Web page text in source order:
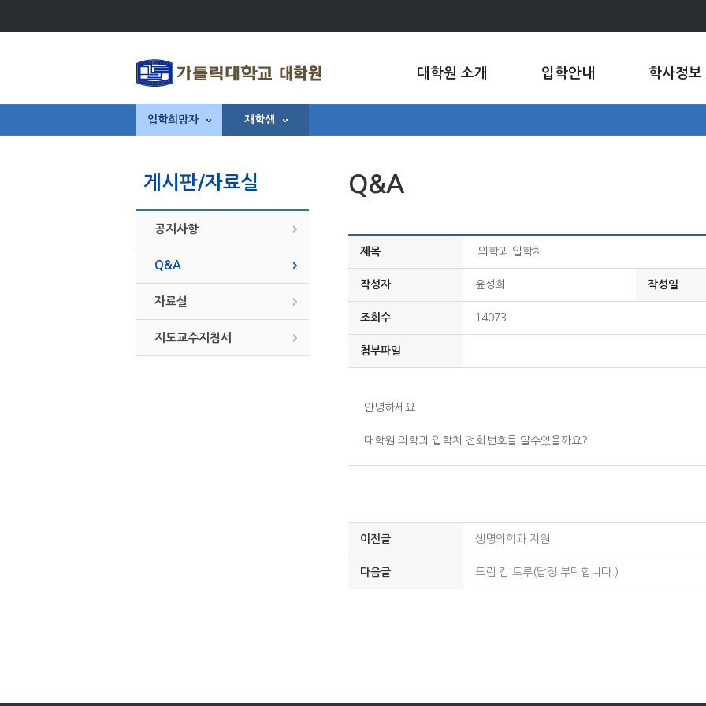
대학원 소개 입학안내 학사정보
입학희망자 재학생
게시판/자료실
공지사항
Q&A
자료실
지도교수지침서
Q&A
제목 의학과 입학처
작성자 윤성희 작성일
조회수 14073
첨부파일
안녕하세요
대학원 의학과 입학처 전화번호를 알수있을까요?
이전글 생명의학과 지원
다음글 드림 컴 트루(답장 부탁합니다.)